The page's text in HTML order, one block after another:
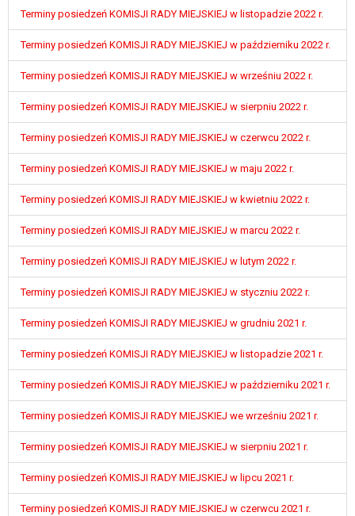
Terminy posiedzeń KOMISJI RADY MIEJSKIEJ w listopadzie 2022 r.
Terminy posiedzeń KOMISJI RADY MIEJSKIEJ w październiku 2022 r.
Terminy posiedzeń KOMISJI RADY MIEJSKIEJ w wrześniu 2022 r.
Terminy posiedzeń KOMISJI RADY MIEJSKIEJ w sierpniu 2022 r.
Terminy posiedzeń KOMISJI RADY MIEJSKIEJ w czerwcu 2022 r.
Terminy posiedzeń KOMISJI RADY MIEJSKIEJ w maju 2022 r.
Terminy posiedzeń KOMISJI RADY MIEJSKIEJ w kwietniu 2022 r.
Terminy posiedzeń KOMISJI RADY MIEJSKIEJ w marcu 2022 r.
Terminy posiedzeń KOMISJI RADY MIEJSKIEJ w lutym 2022 r.
Terminy posiedzeń KOMISJI RADY MIEJSKIEJ w styczniu 2022 r.
Terminy posiedzeń KOMISJI RADY MIEJSKIEJ w grudniu 2021 r.
Terminy posiedzeń KOMISJI RADY MIEJSKIEJ w listopadzie 2021 r.
Terminy posiedzeń KOMISJI RADY MIEJSKIEJ w październiku 2021 r.
Terminy posiedzeń KOMISJI RADY MIEJSKIEJ we wrześniu 2021 r.
Terminy posiedzeń KOMISJI RADY MIEJSKIEJ w sierpniu 2021 r.
Terminy posiedzeń KOMISJI RADY MIEJSKIEJ w lipcu 2021 r.
Terminy posiedzeń KOMISJI RADY MIEJSKIEJ w czerwcu 2021 r.
na przetwarzanie danych osobowych (art. 6 ust. 1
lit a RODO), przysługuje Pani/Panu prawo do
cofnięcia tej zgody w dowolnym momencie.
Cofnięcie to nie ma wpływu na zgodność
przetwarzania, którego dokonano na podstawie
Przysługuje Pani/Panu prawo wniesienia skargi do
organu nadzorczego na niezgodne z prawem
przez administratora.
Organem właściwym do wniesienia skargi jest
Prezes Urzędu Ochrony Danych Osobowych.
W zależności od sfery, w której przetwarzane są
dane osobowe, podanie danych osobowych jest
dobrowolne albo jest wymogiem ustawowym lub
Pani/Pana dane nie będą poddawane
zautomatyzowanemu podejmowaniu decyzji, w
tym również profilowaniu.